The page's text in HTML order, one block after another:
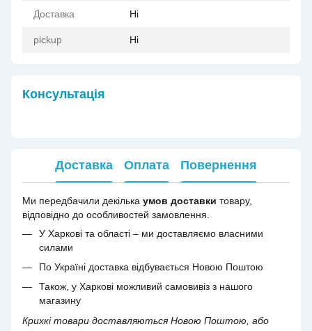
Доставка Ні
pickup Ні
Консультація
Доставка Оплата Повернення
Ми передбачили декілька умов доставки товару,
відповідно до особливостей замовлення.
У Харкові та області – ми доставляємо власними
силами
По Україні доставка відбувається Новою Поштою
Також, у Харкові можливий самовивіз з нашого
магазину
Крихкі товари доставляються Новою Поштою, або